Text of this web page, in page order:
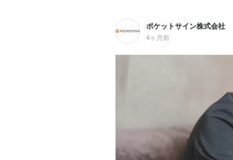
ポケットサイン株式会社
4ヶ月前